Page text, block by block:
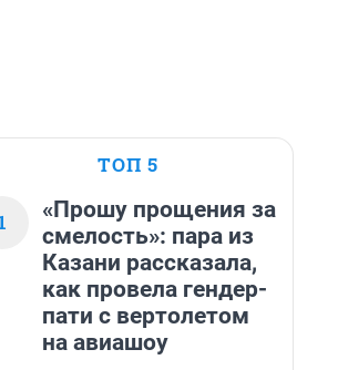
ТОП 5
«Прошу прощения за
смелость»: пара из
Казани рассказала,
как провела гендер-
пати с вертолетом
на авиашоу